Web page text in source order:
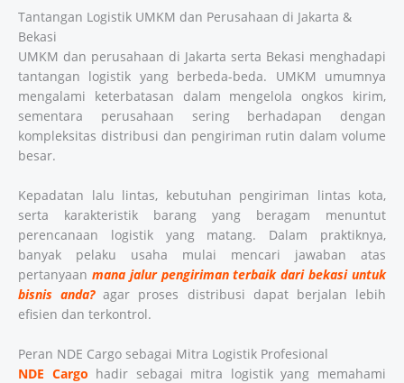
Tantangan Logistik UMKM dan Perusahaan di Jakarta &
Bekasi
UMKM dan perusahaan di Jakarta serta Bekasi menghadapi
tantangan logistik yang berbeda-beda. UMKM umumnya
mengalami keterbatasan dalam mengelola ongkos kirim,
sementara perusahaan sering berhadapan dengan
kompleksitas distribusi dan pengiriman rutin dalam volume
besar.
Kepadatan lalu lintas, kebutuhan pengiriman lintas kota,
serta karakteristik barang yang beragam menuntut
perencanaan logistik yang matang. Dalam praktiknya,
banyak pelaku usaha mulai mencari jawaban atas
pertanyaan mana jalur pengiriman terbaik dari bekasi untuk
bisnis anda?agar proses distribusi dapat berjalan lebih
efisien dan terkontrol.
Peran NDE Cargo sebagai Mitra Logistik Profesional
NDE Cargo hadir sebagai mitra logistik yang memahami